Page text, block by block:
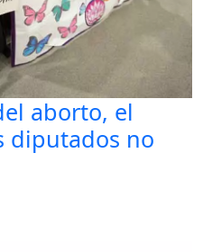
aborto, el
diputados no